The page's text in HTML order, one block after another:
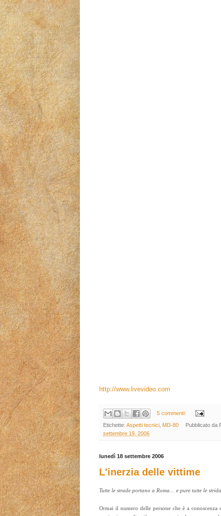
http://www.livevideo.com
5 commenti:
Etichette:Aspetti tecnici MD-80 Pubblicato da
settembre 19, 2006
lunedì 18 settembre 2006
L'inerzia delle vittime
Tutte le strade portano a Roma… e pure tutte le
Ormai il numero delle persone che è a conoscenza